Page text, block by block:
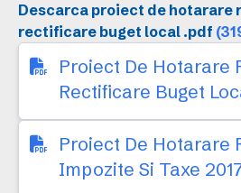
Descarca proiect de hotarare
rectificare buget local .pdf
Proiect De Hotarare
Rectificare Buget
Proiect De Hotarare
Impozite Si Taxe